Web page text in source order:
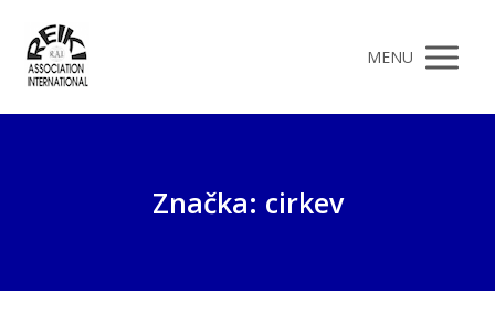
MENU
Značka: cirkev